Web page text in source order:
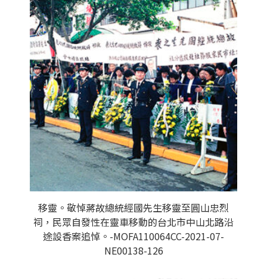
移靈。敬悼蔣故總統經國先生移靈至圓山忠烈
祠，民眾自發性在靈車移動的台北市中山北路沿
途設香案追悼。-MOFA110064CC-2021-07-
NE00138-126